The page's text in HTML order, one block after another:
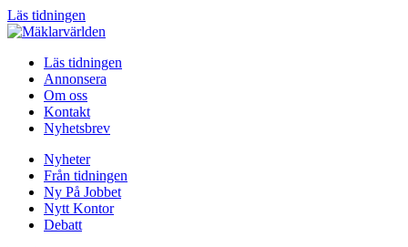
Läs tidningen
Läs tidningen
Annonsera
Om oss
Kontakt
Nyhetsbrev
Nyheter
Från tidningen
Ny På Jobbet
Nytt Kontor
Debatt